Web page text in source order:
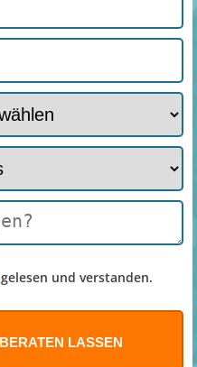
gelesen und verstanden.